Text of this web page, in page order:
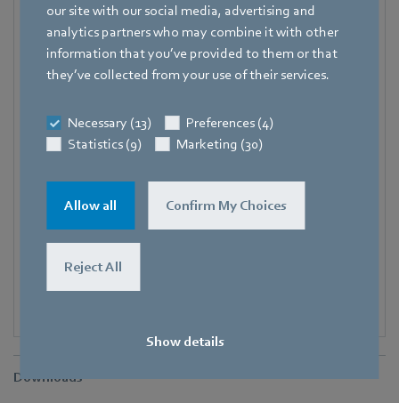
our site with our social media, advertising and
analytics partners who may combine it with other
information that you’ve provided to them or that
they’ve collected from your use of their services.
Necessary (13)
Preferences (4)
Statistics (9)
Marketing (30)
Allow all Confirm My Choices
Reject All
Show details
Adresse
Amtstraße 85,74673 Mulfingen - Hollenbach,
Deutschland
+49 7938 81-7006
E-Mail
Downloads